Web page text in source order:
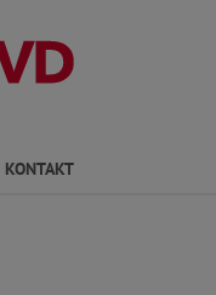
KONTAKT